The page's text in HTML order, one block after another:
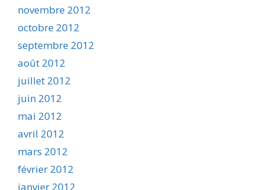
novembre 2012
octobre 2012
septembre 2012
août 2012
juillet 2012
juin 2012
mai 2012
avril 2012
mars 2012
février 2012
janvier 2012